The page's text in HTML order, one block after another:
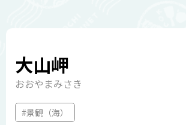
大山岬
おおやまみさき
#景観（海）